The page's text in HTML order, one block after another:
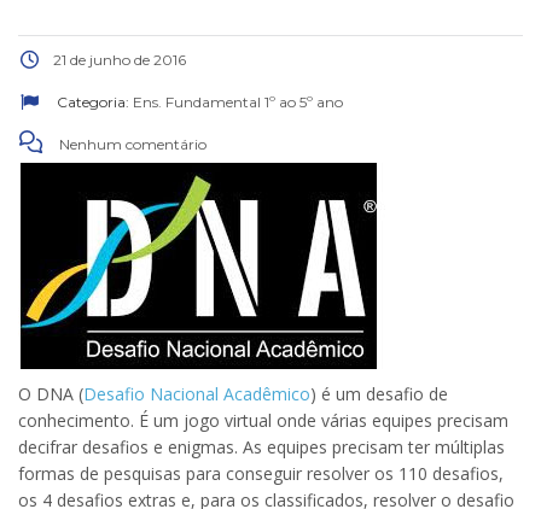
21 de junho de 2016
Categoria: Ens. Fundamental 1º ao 5º ano
Nenhum comentário
O DNA (Desafio Nacional Acadêmico) é um desafio de
conhecimento. É um jogo virtual onde várias equipes precisam
decifrar desafios e enigmas. As equipes precisam ter múltiplas
formas de pesquisas para conseguir resolver os 110 desafios,
os 4 desafios extras e, para os classificados, resolver o desafio